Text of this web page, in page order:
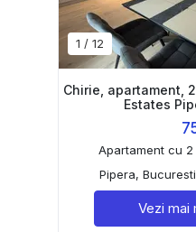
1 / 12
Chirie, apartament,
Estates
Apartament cu
Pipera, Bucuresti
Vezi mai